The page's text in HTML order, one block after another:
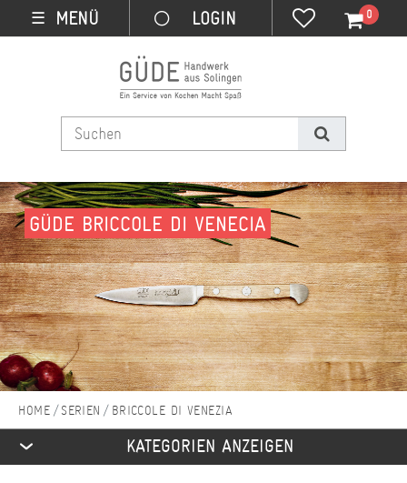
☰ MENÜ 0
GÜDE BRICCOLE DI VENECIA
SERIEN BRICCOLE DI VENEZIA
KATEGORIEN ANZEIGEN